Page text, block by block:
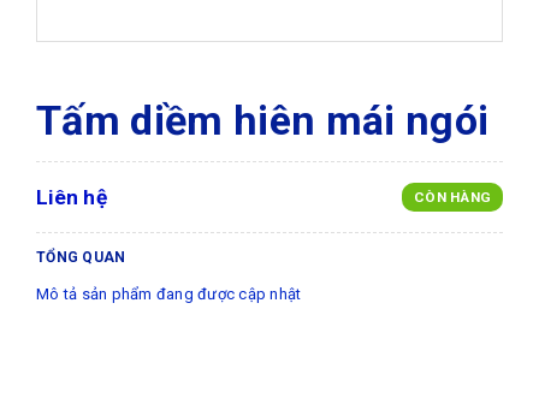
Tấm diềm hiên mái ngói
Liên hệ CÒN HÀNG
TỔNG QUAN
Mô tả sản phẩm đang được cập nhật